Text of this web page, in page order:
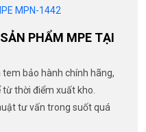
MPN-1442
PHẨM MPE TẠI
bảo hành chính hãng,
từ thời điểm xuất kho.
tư vấn trong suốt quá